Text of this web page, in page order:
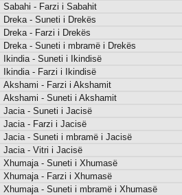
Sabahi - Farzi i Sabahit
Dreka - Suneti i Drekës
Dreka - Farzi i Drekës
Dreka - Suneti i mbramë i Drekës
Ikindia - Suneti i Ikindisë
Ikindia - Farzi i Ikindisë
Akshami - Farzi i Akshamit
Akshami - Suneti i Akshamit
Jacia - Suneti i Jacisë
Jacia - Farzi i Jacisë
Jacia - Suneti i mbramë i Jacisë
Jacia - Vitri i Jacisë
Xhumaja - Suneti i Xhumasë
Xhumaja - Farzi i Xhumasë
Xhumaja - Suneti i mbramë i Xhumasë